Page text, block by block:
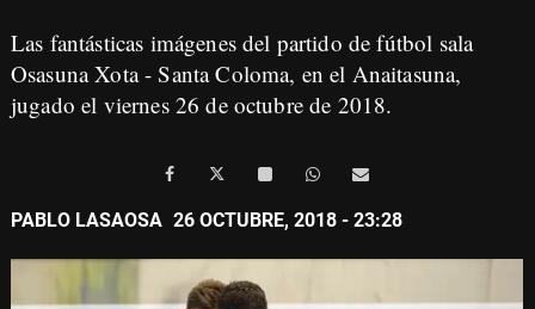
Las fantásticas imágenes del partido de fútbol sala
Osasuna Xota - Santa Coloma, en el Anaitasuna,
jugado el viernes 26 de octubre de 2018.
PABLO LASAOSA 26 OCTUBRE, 2018 - 23:28